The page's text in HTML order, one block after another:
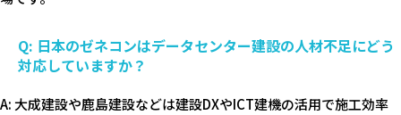
Q: 日本のゼネコンはデータセンター建設の人材不足にどう
対応していますか？
A: 大成建設や鹿島建設などは建設DXやICT建機の活用で施工効率